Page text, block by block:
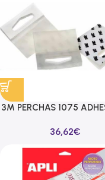
3M PERCHAS 1075
POLIÉSTER36,62€